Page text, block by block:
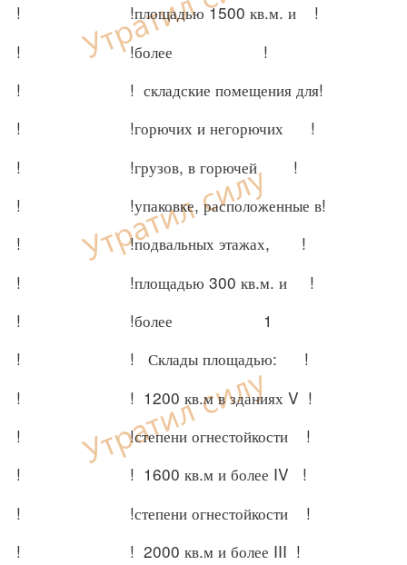
! !площадью 1500 кв.м. и !
! !более !
! ! складские помещения для!
! !горючих и негорючих !
! !грузов, в горючей !
! !упаковке, расположенные в!
! !подвальных этажах, !
! !площадью 300 кв.м. и !
! !более 1
! ! Склады площадью: !
! ! 1200 кв.м в зданиях V !
! !степени огнестойкости !
! ! 1600 кв.м и более IV !
! !степени огнестойкости !
! ! 2000 кв.м и более III !